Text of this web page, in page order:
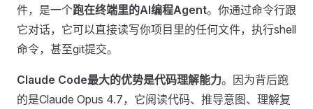
件，是一个跑在终端里的AI编程Agent。你通过命令行跟
它对话，它可以直接读写你项目里的任何文件，执行shell
命令，甚至git提交。
Claude Code最大的优势是代码理解能力。因为背后跑
的是Claude Opus 4.7，它阅读代码、推导意图、理解复